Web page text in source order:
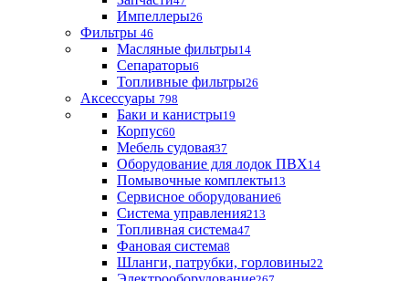
Импеллеры26
Фильтры 46
Масляные фильтры14
Сепараторы6
Топливные фильтры26
Аксессуары 798
Баки и канистры19
Корпус60
Мебель судовая37
Оборудование для лодок ПВХ14
Помывочные комплекты13
Сервисное оборудование6
Система управления213
Топливная система47
Фановая система8
Шланги, патрубки, горловины22